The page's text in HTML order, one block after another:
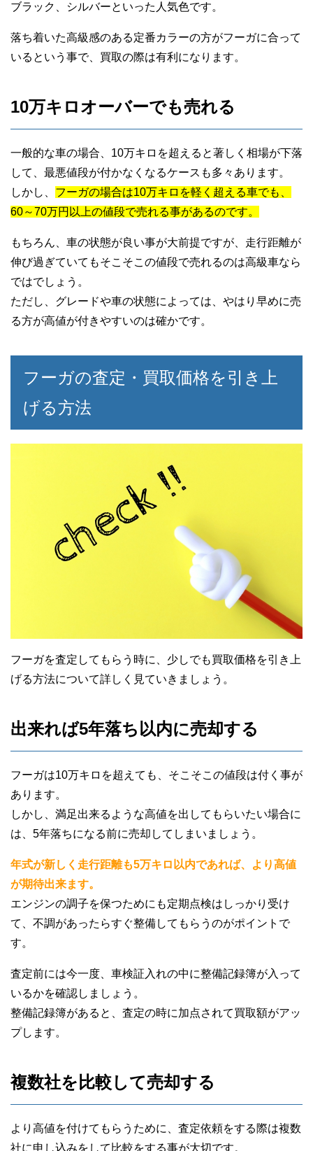
ブラック、シルバーといった人気色です。
落ち着いた高級感のある定番カラーの方がフーガに合って
いるという事で、買取の際は有利になります。
10万キロオーバーでも売れる
一般的な車の場合、10万キロを超えると著しく相場が下落
して、最悪値段が付かなくなるケースも多々あります。
しかし、 フーガの場合は10万キロを軽く超える車でも、
60～70万円以上の値段で売れる事があるのです。
もちろん、車の状態が良い事が大前提ですが、走行距離が
伸び過ぎていてもそこそこの値段で売れるのは高級車なら
ではでしょう。
ただし、グレードや車の状態によっては、やはり早めに売
る方が高値が付きやすいのは確かです。
フーガの査定・買取価格を引き上
げる方法
フーガを査定してもらう時に、少しでも買取価格を引き上
げる方法について詳しく見ていきましょう。
出来れば5年落ち以内に売却する
フーガは10万キロを超えても、そこそこの値段は付く事が
あります。
しかし、満足出来るような高値を出してもらいたい場合に
は、5年落ちになる前に売却してしまいましょう。
年式が新しく走行距離も5万キロ以内であれば、より高値
が期待出来ます。
エンジンの調子を保つためにも定期点検はしっかり受け
て、不調があったらすぐ整備してもらうのがポイントで
す。
査定前には今一度、車検証入れの中に整備記録簿が入って
いるかを確認しましょう。
整備記録簿があると、査定の時に加点されて買取額がアッ
プします。
複数社を比較して売却する
より高値を付けてもらうために、査定依頼をする際は複数
社に申し込みをして比較をする事が大切です。